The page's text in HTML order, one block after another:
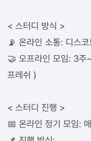
< 스터디 방식 >
📡 온라인 소통: 디스
🤝 오프라인 모임: 3주
프레쉬 )
< 스터디 진행 >
📅 온라인 정기 모임: